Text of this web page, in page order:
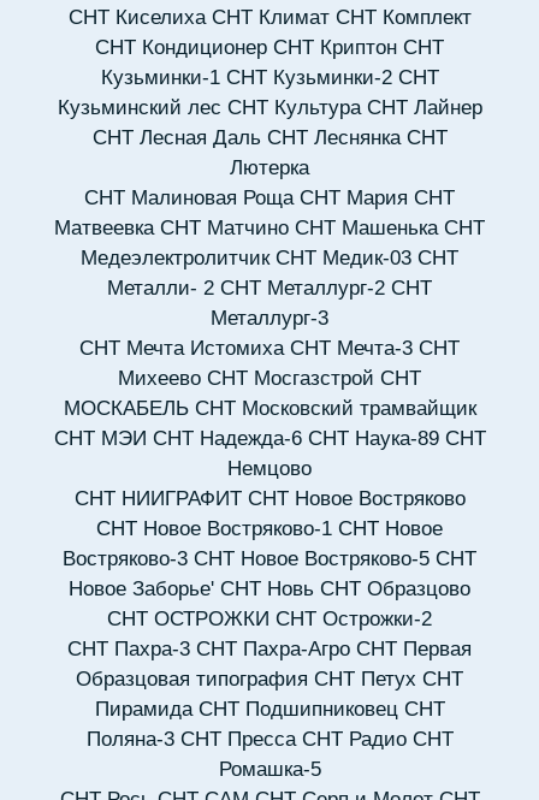
СНТ Киселиха СНТ Климат СНТ Комплект
СНТ Кондиционер СНТ Криптон СНТ
Кузьминки-1 СНТ Кузьминки-2 СНТ
Кузьминский лес СНТ Культура СНТ Лайнер
СНТ Лесная Даль СНТ Леснянка СНТ
Лютерка
СНТ Малиновая Роща СНТ Мария СНТ
Матвеевка СНТ Матчино СНТ Машенька СНТ
Медеэлектролитчик СНТ Медик-03 СНТ
Металли- 2 СНТ Металлург-2 СНТ
Металлург-3
СНТ Мечта Истомиха СНТ Мечта-3 СНТ
Михеево СНТ Мосгазстрой СНТ
МОСКАБЕЛЬ СНТ Московский трамвайщик
СНТ МЭИ СНТ Надежда-6 СНТ Наука-89 СНТ
Немцово
СНТ НИИГРАФИТ СНТ Новое Востряково
СНТ Новое Востряково-1 СНТ Новое
Востряково-3 СНТ Новое Востряково-5 СНТ
Новое Заборье' СНТ Новь СНТ Образцово
СНТ ОСТРОЖКИ СНТ Острожки-2
СНТ Пахра-3 СНТ Пахра-Агро СНТ Первая
Образцовая типография СНТ Петух СНТ
Пирамида СНТ Подшипниковец СНТ
Поляна-3 СНТ Пресса СНТ Радио СНТ
Ромашка-5